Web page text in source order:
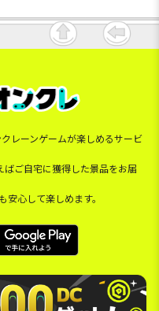
レーンゲームが楽しめるサービ
ご自宅に獲得した景品をお届
心して楽しめます。